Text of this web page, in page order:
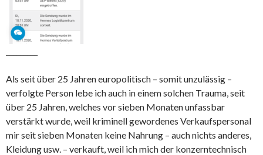
Als seit über 25 Jahren europolitisch – somit unzulässig –
verfolgte Person lebe ich auch in einem solchen Trauma, seit
über 25 Jahren, welches vor sieben Monaten unfassbar
verstärkt wurde, weil kriminell gewordenes Verkaufspersonal
mir seit sieben Monaten keine Nahrung – auch nichts anderes,
Kleidung usw. – verkauft, weil ich mich der konzerntechnisch